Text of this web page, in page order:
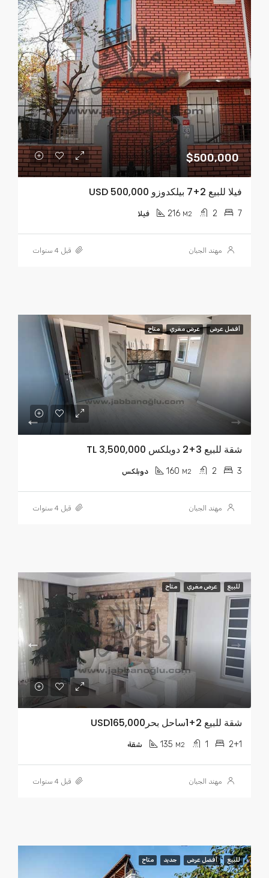
$500,000
فيلا للبيع 2+7 بيلكدوزو USD 500,000
7
2
216 M2 فيلا
مهند الجبان قبل 4 سنوات
أفضل عرض عرض مغري متاح
شقة للبيع 3+2 دوبلكس TL 3,500,000
3
2
160 M2 دوبلكس
مهند الجبان قبل 4 سنوات
للبيع عرض مغري متاح
شقة للبيع 2+1ساحل بحرUSD165,000
2+1
1
135 M2 شقة
مهند الجبان قبل 4 سنوات
للبيع أفضل عرض جديد متاح